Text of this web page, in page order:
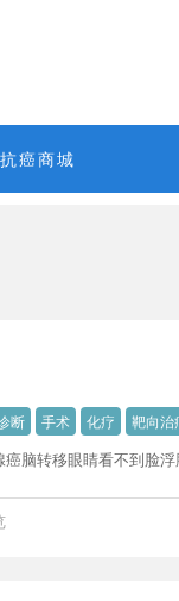
抗癌商城
断 手术 化疗 靶向治
脑转移眼睛看不到脸